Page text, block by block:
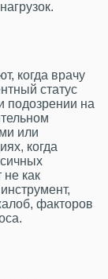
когда врачу
статус
подозрении на
или
когда
как
факторов